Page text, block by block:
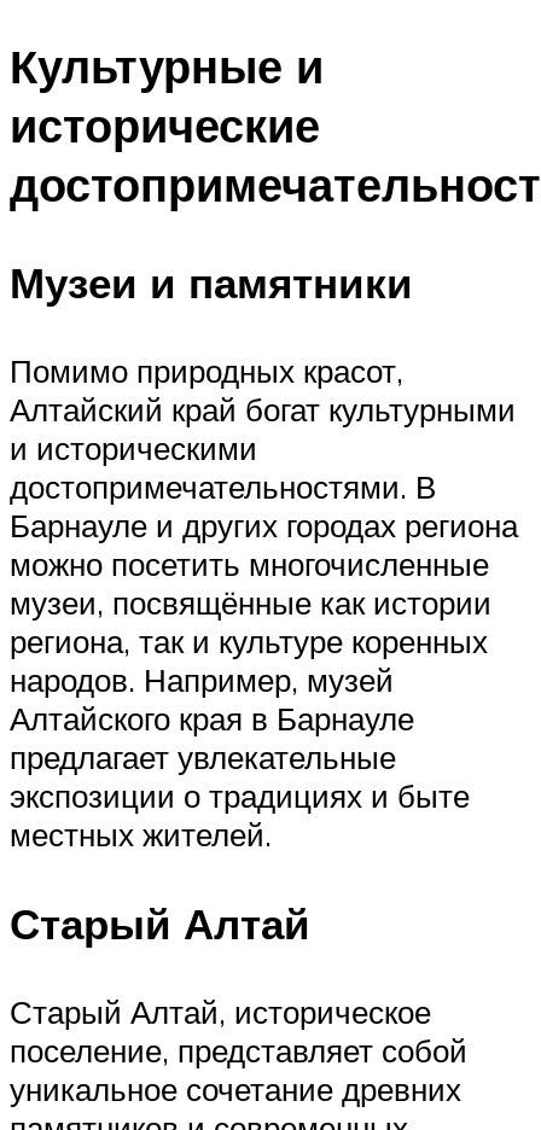
Культурные и
исторические
Музеи и памятники
Помимо природных красот,
Алтайский край богат культурными
и историческими
достопримечательностями. В
Барнауле и других городах региона
можно посетить многочисленные
музеи, посвящённые как истории
региона, так и культуре коренных
народов. Например, музей
Алтайского края в Барнауле
предлагает увлекательные
экспозиции о традициях и быте
местных жителей.
Старый Алтай
Старый Алтай, историческое
поселение, представляет собой
уникальное сочетание древних